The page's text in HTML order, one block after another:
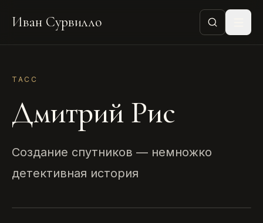
Иван Сурвилло
ТАСС
Дмитрий Рис
Создание спутников — немножко
детективная история